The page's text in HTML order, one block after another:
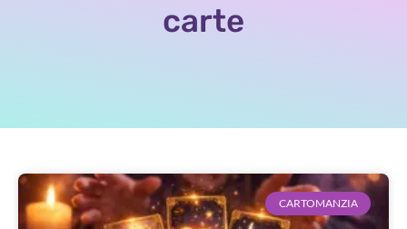
carte
CARTOMANZIA